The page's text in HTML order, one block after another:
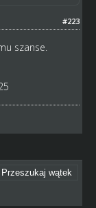
#223
szanse.